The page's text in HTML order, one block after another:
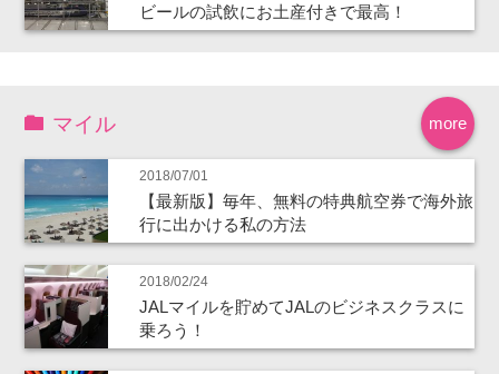
ビールの試飲にお土産付きで最高！
more
マイル
2018/07/01
【最新版】毎年、無料の特典航空券で海外旅
行に出かける私の方法
2018/02/24
JALマイルを貯めてJALのビジネスクラスに
乗ろう！